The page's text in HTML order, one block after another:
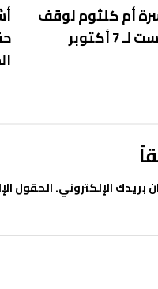
أم كلثوم لوقف
عرض فيلم الست لـ 7 أكتوبر
بريدك الإلكتروني.الحقول